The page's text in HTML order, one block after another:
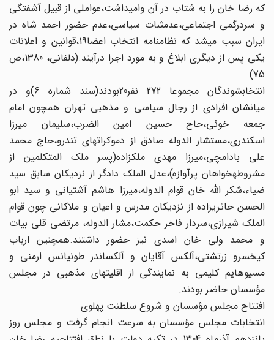
که رضا خان را به شتاب در آن وامی‏داشت،عواملی از قبیل‏ آشفتگی
و سردرگمی اجتماعی،عدم‏ثبات سیاسی،عدم حضور احمد شاه در
ایران سبب می‏شد که نظامنامه انتخاب اعضا19،قوانین‏ و اعلانات
یکی پس از دیگری ابلاغ و به مورد اجرا درآیند.(دلفانی، 1380،ص
75)
انتخاب‏شوندگان مجموعا 272 نفر20بودند(سند شماره 6)و در
میانشان افرادی از رجال سیاسی و مذهبی تهران همچون امام
جمعه‏ خوئی،حاج حسین امین الضرب،سلیمان میرزا
اسکندری،مستشار الدوله‏ صادق از دموکراتهای تندرو،حاج محمد
علی بادامچی،میرزا مهدی‏ ملک‏زاده(پسر ملک المتکلمین از
مشروطه‏خواهان پرآوازه)،عدل الملک‏ دادگر از نزدیکان سابق سید
ضیاء،شکر اللّه خان قوام الدوله،میرزا هاشم‏ آشتیانی و سید ابو
الحسن حائری‏زاده از نزدیکان مدرس و اعیان و ملاکانی چون قوام
الملک شیرازی،سردار فاخر حکمت،مشار الدوله، مرتضی قلی بیات
و محمد ولی خان اسدی نیز حضور داشتند.همچنین‏ ارباب
کیخسرو زرتشتی،آلکس آقایان و آلکساندر طونیانس ارمنی و
مسیوهایم کلیمی به نمایندگی از اقلیت‏های مذهبی در مجلس
مؤسسان‏ حاضر بودند.
افتتاح مجلس مؤسسان و شروع سلطنت پهلوی
انتخابات مجلس مؤسسان به سرعت انجام گرفت و مجلس‏ روز